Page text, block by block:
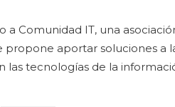
Comunidad IT, una
propone aportar soluciones a
las tecnologías de la